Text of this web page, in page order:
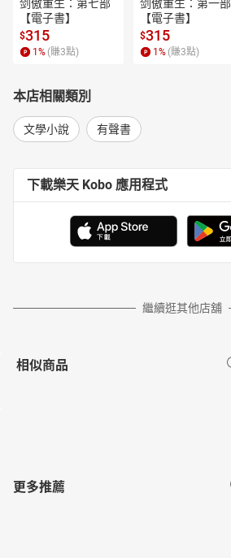
剑傲重生：第七部
【電子書】
$315
1 % (賺3點)
剑傲重生：第一部
【電子書】
$315
1 % (賺3點)
本店相關類別
文學小說 有聲書
下載樂天 Kobo 應用程式
繼續逛其他店舖
相似商品
更多推薦